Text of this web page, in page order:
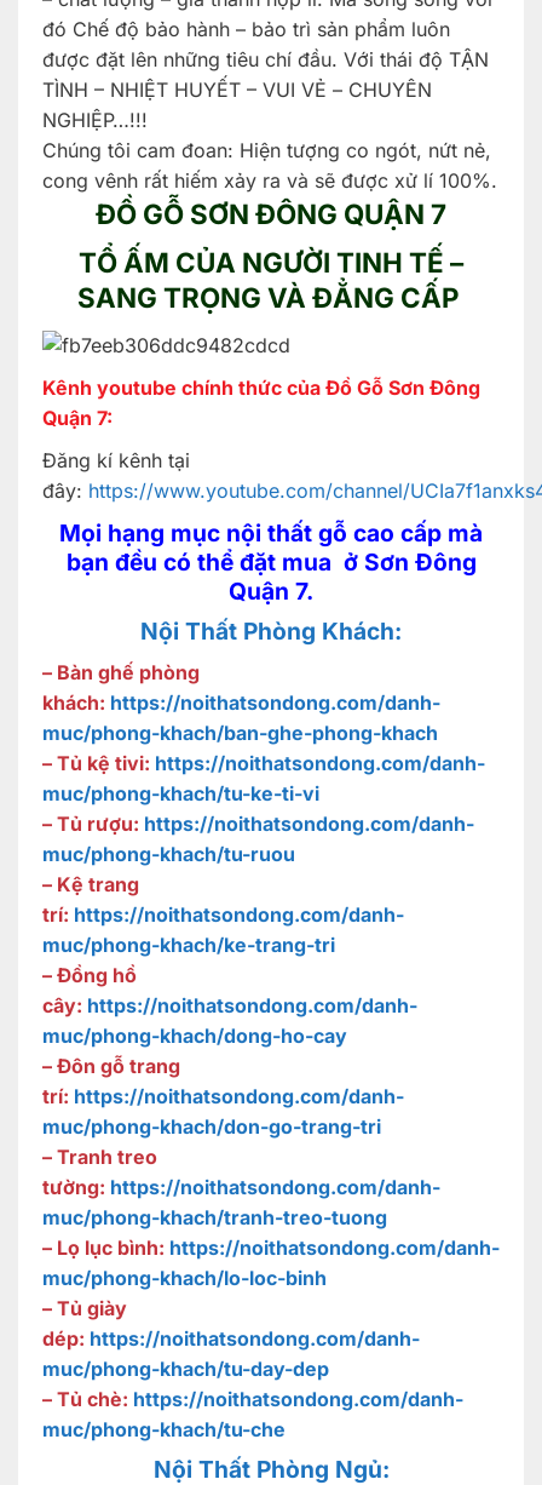
đó Chế độ bảo hành – bảo trì sản phẩm luôn
được đặt lên những tiêu chí đầu. Với thái độ TẬN
TÌNH – NHIỆT HUYẾT – VUI VẺ – CHUYÊN
NGHIỆP…!!!
Chúng tôi cam đoan: Hiện tượng co ngót, nứt nẻ,
cong vênh rất hiếm xảy ra và sẽ được xử lí 100%.
ĐỒ GỖ SƠN ĐÔNG QUẬN 7
TỔ ẤM CỦA NGƯỜI TINH TẾ –
SANG TRỌNG VÀ ĐẲNG CẤP
Kênh youtube chính thức của Đồ Gỗ Sơn Đông
Quận 7:
Đăng kí kênh tại
đây: https://www.youtube.com/channel/
Mọi hạng mục nội thất gỗ cao cấp mà
bạn đều có thể đặt mua ở Sơn Đông
Quận 7.
Nội Thất Phòng Khách:
– Bàn ghế phòng
khách: https://noithatsondong.com/danh-
muc/phong-khach/ban-ghe-phong-khach
– Tủ kệ tivi: https://noithatsondong.com/danh-
muc/phong-khach/tu-ke-ti-vi
– Tủ rượu: https://noithatsondong.com/danh-
muc/phong-khach/tu-ruou
– Kệ trang
trí: https://noithatsondong.com/danh-
muc/phong-khach/ke-trang-tri
– Đồng hồ
cây: https://noithatsondong.com/danh-
muc/phong-khach/dong-ho-cay
– Đôn gỗ trang
trí: https://noithatsondong.com/danh-
muc/phong-khach/don-go-trang-tri
– Tranh treo
tường: https://noithatsondong.com/danh-
muc/phong-khach/tranh-treo-tuong
– Lọ lục bình: https://noithatsondong.com/danh-
muc/phong-khach/lo-loc-binh
– Tủ giày
dép: https://noithatsondong.com/danh-
muc/phong-khach/tu-day-dep
– Tủ chè: https://noithatsondong.com/danh-
muc/phong-khach/tu-che
Nội Thất Phòng Ngủ: